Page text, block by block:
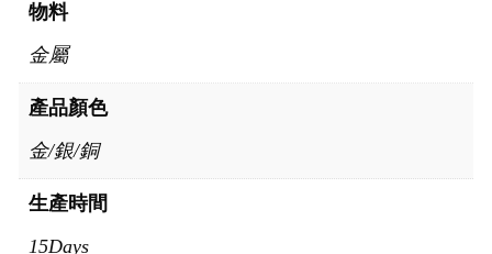
物料
金屬
產品顏色
金/銀/銅
生產時間
15Days